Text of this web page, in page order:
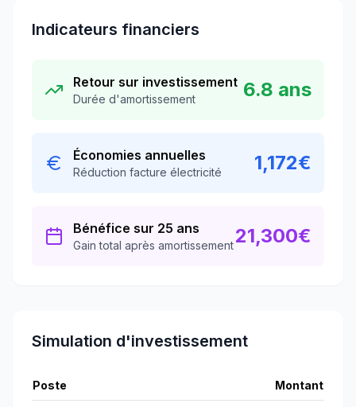
Indicateurs financiers
Retour sur investissement
Durée d'amortissement 6.8 ans
Économies annuelles
Réduction facture électricité 1,172€
Bénéfice sur 25 ans
Gain total après amortissement21,300€
Simulation d'investissement
Poste Montant